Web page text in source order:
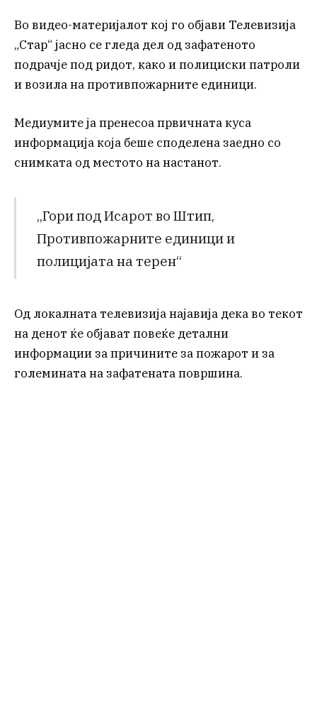
Во видео-материјалот кој го објави Телевизија
„Стар“ јасно се гледа дел од зафатеното
подрачје под ридот, како и полициски патроли
и возила на противпожарните единици.
Медиумите ја пренесоа првичната куса
информација која беше споделена заедно со
снимката од местото на настанот.
„Гори под Исарот во Штип,
Противпожарните единици и
полицијата на терен“
Од локалната телевизија најавија дека во текот
на денот ќе објават повеќе детални
информации за причините за пожарот и за
големината на зафатената површина.